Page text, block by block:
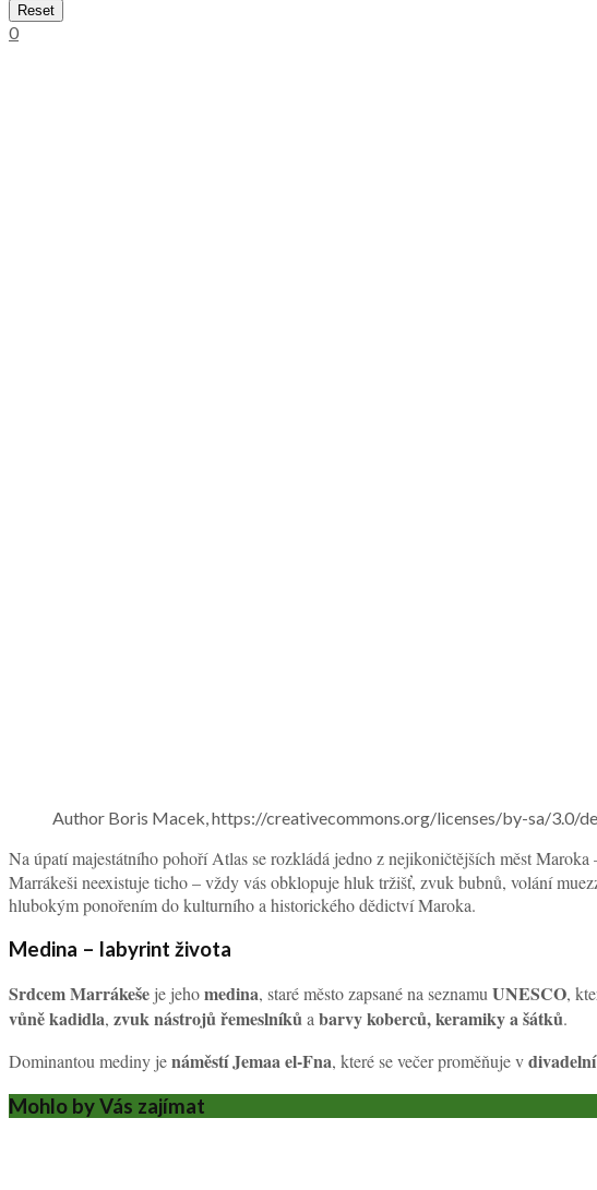
Reset
0
Author Boris Macek, https://creativecommons.org/licenses/by-sa/3.0/
Na úpatí majestátního pohoří Atlas se rozkládá jedno z nejikoničtějších měst Maroka
Marrákeši neexistuje ticho – vždy vás obklopuje hluk tržišť, zvuk bubnů, volání
hlubokým ponořením do kulturního a historického dědictví Maroka.
Medina – labyrint života
Srdcem Marrákeše je jehomedina, staré město zapsané na seznamuUNESCO,
vůně kadidla, zvuk nástrojů řemeslníkůabarvy koberců, keramiky a šátků.
Dominantou mediny jenáměstí Jemaa el-Fna, které se večer proměňuje v
Mohlo by Vás zajímat